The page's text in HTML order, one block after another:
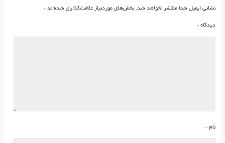
نشانی ایمیل شما منتشر نخواهد شد. بخش‌های موردنیاز علامت‌گذاری شده‌اند *
دیدگاه *
نام *